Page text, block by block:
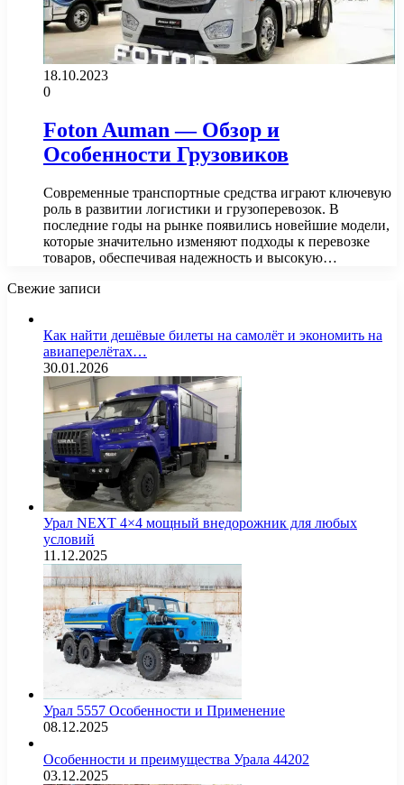
18.10.2023
0
Foton Auman — Обзор и
Особенности Грузовиков
Современные транспортные средства играют ключевую
роль в развитии логистики и грузоперевозок. В
последние годы на рынке появились новейшие модели,
которые значительно изменяют подходы к перевозке
товаров, обеспечивая надежность и высокую…
Свежие записи
Как найти дешёвые билеты на самолёт и экономить на
авиаперелётах…
30.01.2026
Урал NEXT 4×4 мощный внедорожник для любых
условий
11.12.2025
Урал 5557 Особенности и Применение
08.12.2025
Особенности и преимущества Урала 44202
03.12.2025